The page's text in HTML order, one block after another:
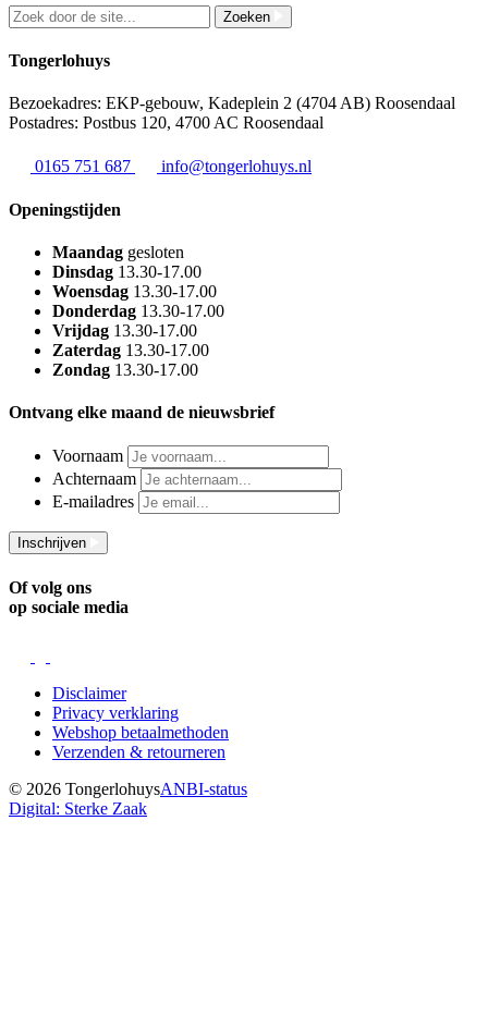
Zoeken
Tongerlohuys
Bezoekadres: EKP-gebouw, Kadeplein 2 (4704 AB) Roosendaal
Postadres: Postbus 120, 4700 AC Roosendaal
0165 751 687 info@tongerlohuys.nl
Openingstijden
Maandag gesloten
Dinsdag 13.30-17.00
Woensdag 13.30-17.00
Donderdag 13.30-17.00
Vrijdag 13.30-17.00
Zaterdag 13.30-17.00
Zondag 13.30-17.00
Ontvang elke maand de nieuwsbrief
Voornaam
Achternaam
E-mailadres
Inschrijven
Of volg ons
op sociale media
Disclaimer
Privacy verklaring
Webshop betaalmethoden
Verzenden & retourneren
© 2026 TongerlohuysANBI-status
Digital: Sterke Zaak